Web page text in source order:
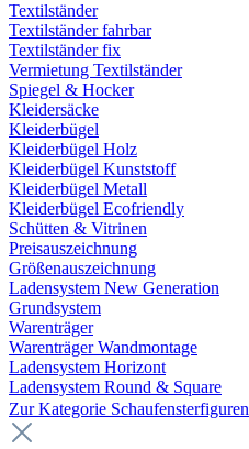
Textilständer
Textilständer fahrbar
Textilständer fix
Vermietung Textilständer
Spiegel & Hocker
Kleidersäcke
Kleiderbügel
Kleiderbügel Holz
Kleiderbügel Kunststoff
Kleiderbügel Metall
Kleiderbügel Ecofriendly
Schütten & Vitrinen
Preisauszeichnung
Größenauszeichnung
Ladensystem New Generation
Grundsystem
Warenträger
Warenträger Wandmontage
Ladensystem Horizont
Ladensystem Round & Square
Zur Kategorie Schaufenster­figuren